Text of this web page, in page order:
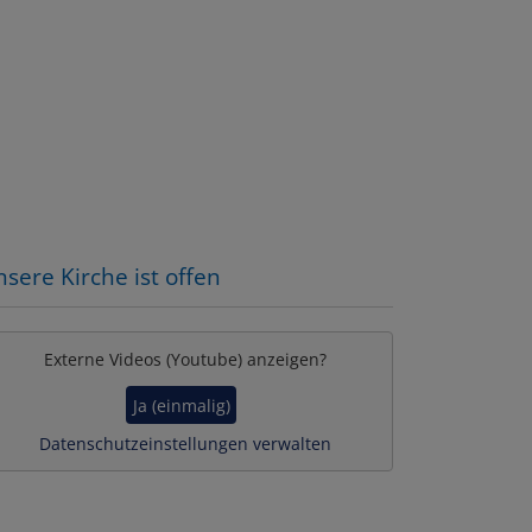
Kirche ist offen
Externe Videos (Youtube) anzeigen?
Ja (einmalig)
Datenschutzeinstellungen verwalten